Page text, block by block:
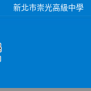
新北市崇光高級中學